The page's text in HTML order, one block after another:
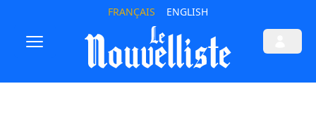
FRANÇAIS ENGLISH